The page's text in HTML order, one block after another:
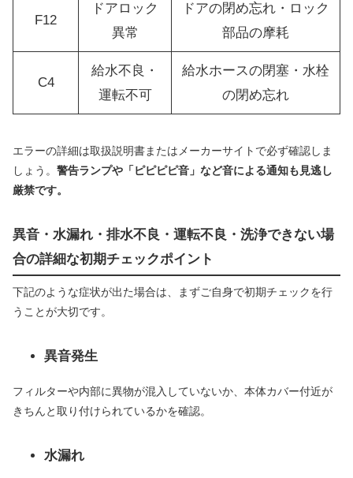
F12
ドアロック
異常
ドアの閉め忘れ・ロック
部品の摩耗
C4
給水不良・
運転不可
給水ホースの閉塞・水栓
の閉め忘れ
エラーの詳細は取扱説明書またはメーカーサイトで必ず確認しま
しょう。 警告ランプや「ピピピピ音」など音による通知も見逃し
厳禁です。
異音・水漏れ・排水不良・運転不良・洗浄できない場
合の詳細な初期チェックポイント
下記のような症状が出た場合は、まずご自身で初期チェックを行
うことが大切です。
異音発生
フィルターや内部に異物が混入していないか、本体カバー付近が
きちんと取り付けられているかを確認。
水漏れ